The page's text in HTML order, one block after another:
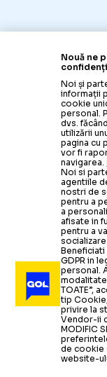
Nouă ne
Noi și
informații
cookie
personal.
dvs.
utilizării
pagina cu
vor fi
navigarea.
Noi si
agentiile
nostri de
pentru a
a
afisate in
pentru a
GDPR in
personal.
TOATE”,
tip
privire la
Vendor-ii
MODIFIC
de cookie
website-